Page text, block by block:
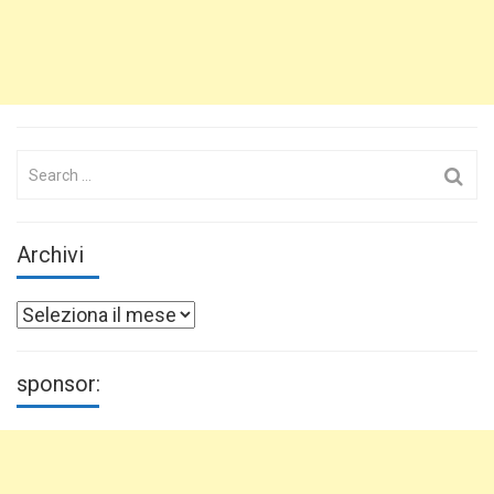
Search
Archivi
Archivi
sponsor: